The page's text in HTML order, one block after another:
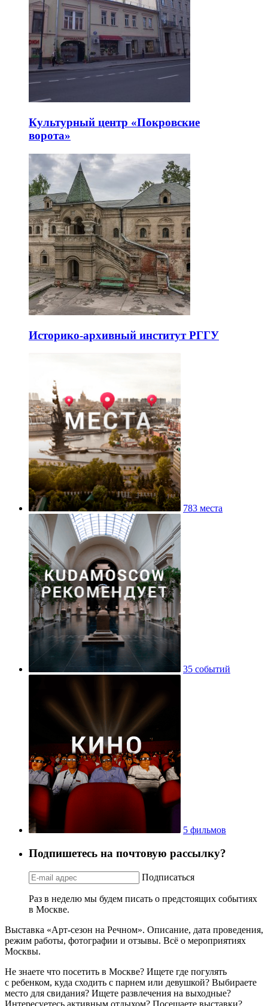
Культурный центр «Покровские
ворота»
Историко-архивный институт РГГУ
783 места
35 событий
5 фильмов
Подпишетесь на почтовую рассылку?
Подписаться
Раз в неделю мы будем писать о предстоящих событиях
в Москве.
Выставка «Арт-сезон на Речном». Описание, дата проведения,
режим работы, фотографии и отзывы. Всё о мероприятиях
Москвы.
Не знаете что посетить в Москве? Ищете где погулять
с ребенком, куда сходить с парнем или девушкой? Выбираете
место для свидания? Ищете развлечения на выходные?
Интересуетесь активным отдыхом? Посещаете выставки?